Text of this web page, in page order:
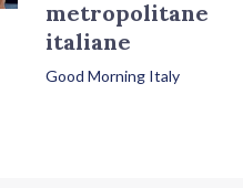
metropolitane
italiane
Good Morning Italy